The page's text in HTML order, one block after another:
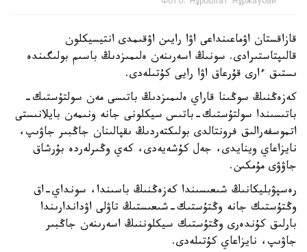
قازاقستان اۋماعىنداعى اۋا رايىن اۋقىمدى انتيسيكلون
قالىپتاستىرادى. سونىڭ اسەرىنەن ەلىمىزدىڭ باسىم بولىگىندە
ىستىق ءارى قۇرعاق اۋا رايى كۇتىلەدى.
كەزەڭنىڭ سوڭىنا قاراي ەلىمىزدىڭ باتىسى مەن سولتۇستىك-
باتىسىندا سولتۇستىك-باتىس سيكلونى جانە ونىمەن بايلانىستى
اتموسفەرالىق فرونتالدى بولىكتەردىڭ ىقپالىنان جاڭبىر جاۋىپ،
نايزاعاي وينايدى، جەل كۇشەيەدى، كەي وڭىرلەردە بۇرشاق
جاۋۋى مۇمكىن.
رەسپۋبليكانىڭ شىعىسىندا كەزەڭنىڭ باسىندا، سونداي-اق
وڭتۇستىك جانە وڭتۇستىك-شىعىستىڭ تاۋلى اۋداندارىندا
بارلىق كۇندەرى وڭتۇستىك سيكلوننىڭ اسەرىنەن جاڭبىر
جاۋىپ، نايزاعاي كۇتىلەدى.